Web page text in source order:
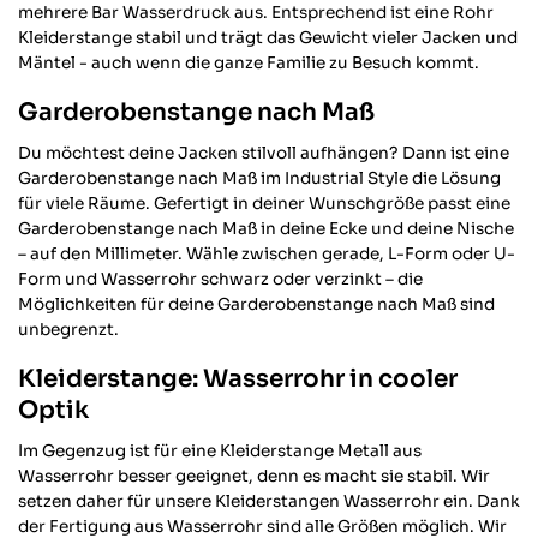
mehrere Bar Wasserdruck aus. Entsprechend ist eine Rohr
Kleiderstange stabil und trägt das Gewicht vieler Jacken und
Mäntel - auch wenn die ganze Familie zu Besuch kommt.
Garderobenstange nach Maß
Du möchtest deine Jacken stilvoll aufhängen? Dann ist eine
Garderobenstange nach Maß im Industrial Style die Lösung
für viele Räume. Gefertigt in deiner Wunschgröße passt eine
Garderobenstange nach Maß in deine Ecke und deine Nische
– auf den Millimeter. Wähle zwischen gerade, L-Form oder U-
Form und Wasserrohr schwarz oder verzinkt – die
Möglichkeiten für deine Garderobenstange nach Maß sind
unbegrenzt.
Kleiderstange: Wasserrohr in cooler
Optik
Im Gegenzug ist für eine Kleiderstange Metall aus
Wasserrohr besser geeignet, denn es macht sie stabil. Wir
setzen daher für unsere Kleiderstangen Wasserrohr ein. Dank
der Fertigung aus Wasserrohr sind alle Größen möglich. Wir